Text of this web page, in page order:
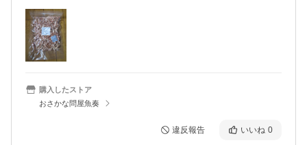
購入したストア
おさかな問屋魚奏
違反報告 いいね 0